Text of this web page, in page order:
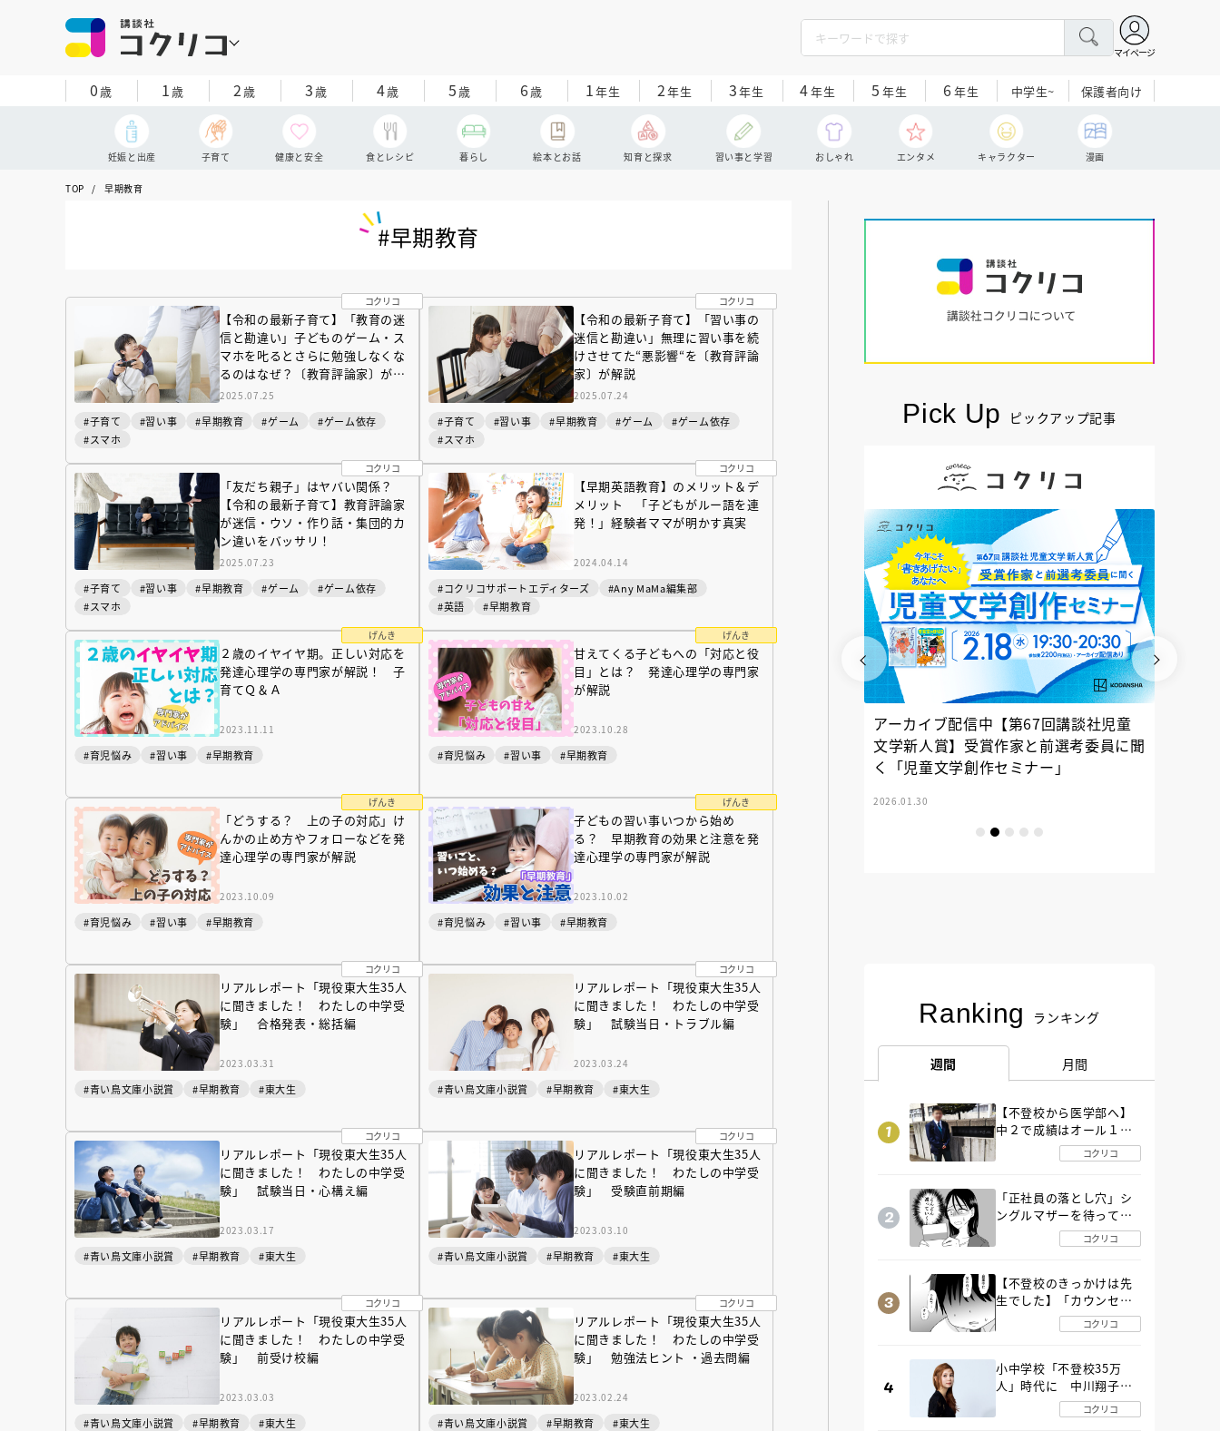
マイページ
0歳 1歳 2歳 3歳 4歳 5歳 6歳 1年生 2年生 3年生 4年生 5 年生 6年生 中学生~ 保護者向け
妊娠と出産 子育て 健康と安全 食とレシピ 暮らし 絵本とお話 知育と探求 習い事と学習 おしゃれ エンタメ キャラクター 漫画
TOP 早期教育
#早期教育
コクリコ
【令和の最新子育て】「教育の迷
信と勘違い」子どものゲーム・ス
マホを𠮟るとさらに勉強しなくな
るのはなぜ？〔教育評論家〕が解
説
2025.07.25
#子育て #習い事 #早期教育 #ゲーム
#ゲーム依存
#スマホ
コクリコ
【令和の最新子育て】「習い事の
迷信と勘違い」無理に習い事を続
けさせてた“悪影響“を〔教育評論
家〕が解説
2025.07.24
#子育て #習い事 #早期教育 #ゲーム
#ゲーム依存
#スマホ
コクリコ
「友だち親子」はヤバい関係？
【令和の最新子育て】教育評論家
が迷信・ウソ・作り話・集団的カ
ン違いをバッサリ！
2025.07.23
#子育て #習い事 #早期教育 #ゲーム
#ゲーム依存
#スマホ
コクリコ
【早期英語教育】のメリット＆デ
メリット 「子どもがルー語を連
発！」経験者ママが明かす真実
2024.04.14
#コクリコサポートエディターズ
#Any MaMa編集部
#英語
#早期教育
げんき
２歳のイヤイヤ期。正しい対応を
発達心理学の専門家が解説！ 子
育てＱ＆Ａ
2023.11.11
#育児悩み #習い事 #早期教育
げんき
甘えてくる子どもへの「対応と役
目」とは？ 発達心理学の専門家
が解説
2023.10.28
#育児悩み #習い事 #早期教育
げんき
「どうする？ 上の子の対応」け
んかの止め方やフォローなどを発
達心理学の専門家が解説
2023.10.09
#育児悩み #習い事 #早期教育
げんき
子どもの習い事いつから始め
る？ 早期教育の効果と注意を発
達心理学の専門家が解説
2023.10.02
#育児悩み #習い事 #早期教育
コクリコ
リアルレポート「現役東大生35人
に聞きました！ わたしの中学受
験」 合格発表・総括編
2023.03.31
#青い鳥文庫小説賞 #早期教育 #東大生
コクリコ
リアルレポート「現役東大生35人
に聞きました！ わたしの中学受
験」 試験当日・トラブル編
2023.03.24
#青い鳥文庫小説賞 #早期教育 #東大生
コクリコ
リアルレポート「現役東大生35人
に聞きました！ わたしの中学受
験」 試験当日・心構え編
2023.03.17
#青い鳥文庫小説賞 #早期教育 #東大生
コクリコ
リアルレポート「現役東大生35人
に聞きました！ わたしの中学受
験」 受験直前期編
2023.03.10
#青い鳥文庫小説賞 #早期教育 #東大生
コクリコ
リアルレポート「現役東大生35人
に聞きました！ わたしの中学受
験」 前受け校編
2023.03.03
#青い鳥文庫小説賞 #早期教育 #東大生
コクリコ
リアルレポート「現役東大生35人
に聞きました！ わたしの中学受
験」 勉強法ヒント ・過去問編
2023.02.24
#青い鳥文庫小説賞 #早期教育 #東大生
Pick Up ピックアップ記事
『NO.６再会』（あさのあつこ）特設サ
イト ＃４ 2026年９月30日発売決定！
2025.02.17
フリースクールという選択
2026.03.31
アーカイブ配信中【第67回講談社児童
文学新人賞】受賞作家と前選考委員に聞
く「児童文学創作セミナー」
2026.01.30
Ranking ランキング
週間 月間
【不登校から医学部へ】
中２で成績はオール１
「昼夜逆転」したわが子
を”夜遊び”に連れ出した
コクリコ
「正社員の落とし穴」シ
ングルマザーを待ってい
た“魔の２年間”【後編】
コクリコ
【不登校のきっかけは先
生でした】「カウンセリ
ングの時間」生徒の情報
をバラしたのは…《第２
コクリコ
小中学校「不登校35万
人」時代に 中川翔子さ
んが審査委員長「不登校
生動画甲子園 2026」が開
コクリコ